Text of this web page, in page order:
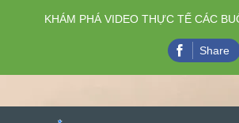
KHÁM PHÁ VIDEO THỰC TẾ CÁC
Share